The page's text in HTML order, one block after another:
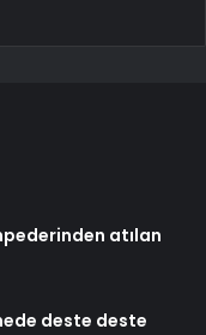
atılan
deste deste